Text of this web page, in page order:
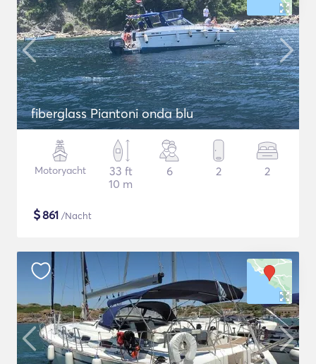
fiberglass Piantoni onda blu
Motoryacht
33 ft
10 m
6 2 2
$861 /Nacht